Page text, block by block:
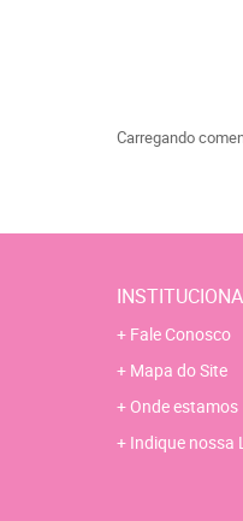
Carregando
Fale Conosco
Mapa do Site
Onde estamos
Indique nossa